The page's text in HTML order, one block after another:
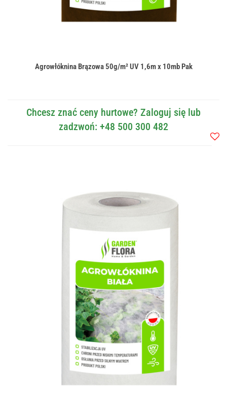
Agrowłóknina Brązowa 50g/m² UV 1,6m x 10mb Pak
Chcesz znać ceny hurtowe? Zaloguj się lub
zadzwoń: +48 500 300 482